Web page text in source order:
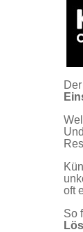
oft
So